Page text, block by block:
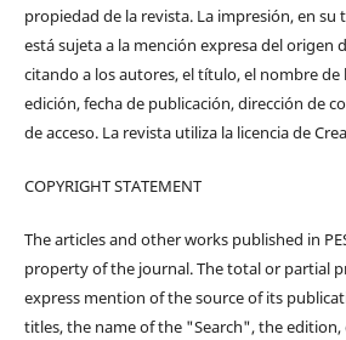
propiedad de la revista. La impresión, en
está sujeta a la mención expresa del origen
citando a los autores, el título, el nombre de
edición, fecha de publicación, dirección de
de acceso. La revista utiliza la licencia de
COPYRIGHT STATEMENT
The articles and other works published in
property of the journal. The total or partial
express mention of the source of its
titles, the name of the "Search", the